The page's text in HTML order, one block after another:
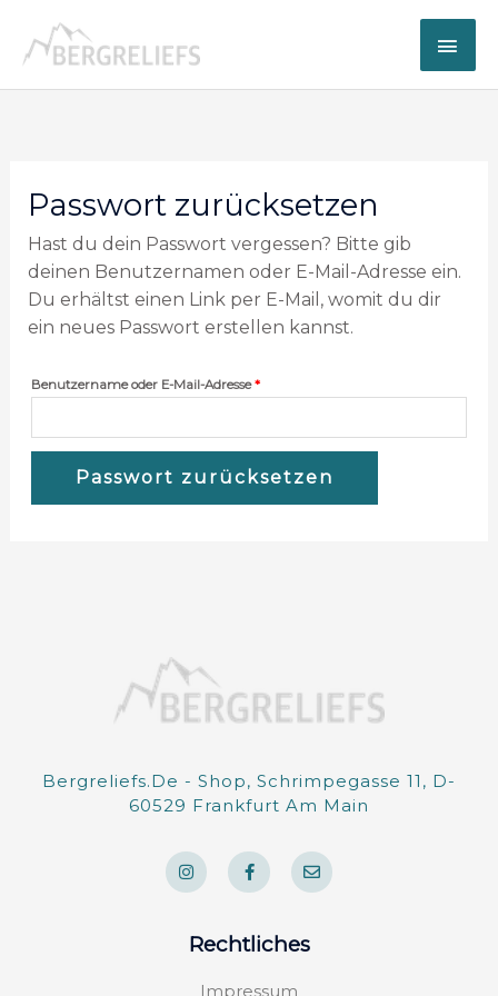
Inhalt
springen
Passwort zurücksetzen
Hast du dein Passwort vergessen? Bitte gib
deinen Benutzernamen oder E-Mail-Adresse ein.
Du erhältst einen Link per E-Mail, womit du dir
ein neues Passwort erstellen kannst.
Benutzername oder E-Mail-Adresse*
Passwort zurücksetzen
Bergreliefs.de - Shop, Schrimpegasse 11, D-
60529 Frankfurt Am Main
I
n
s
t
r
F
a
c
e
o
o
E
n
v
e
Rechtliches
Impressum